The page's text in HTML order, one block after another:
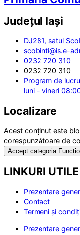
Județul Iași
DJ281, satul
scobinti@is.e-
0232 720 310
0232 720 310
Program de
luni - vineri
Localizare
Acest conținut este
corespunzătoare de
Accept categoria
LINKURI UTILE
Prezentare
Contact
Termeni și
Prezentare